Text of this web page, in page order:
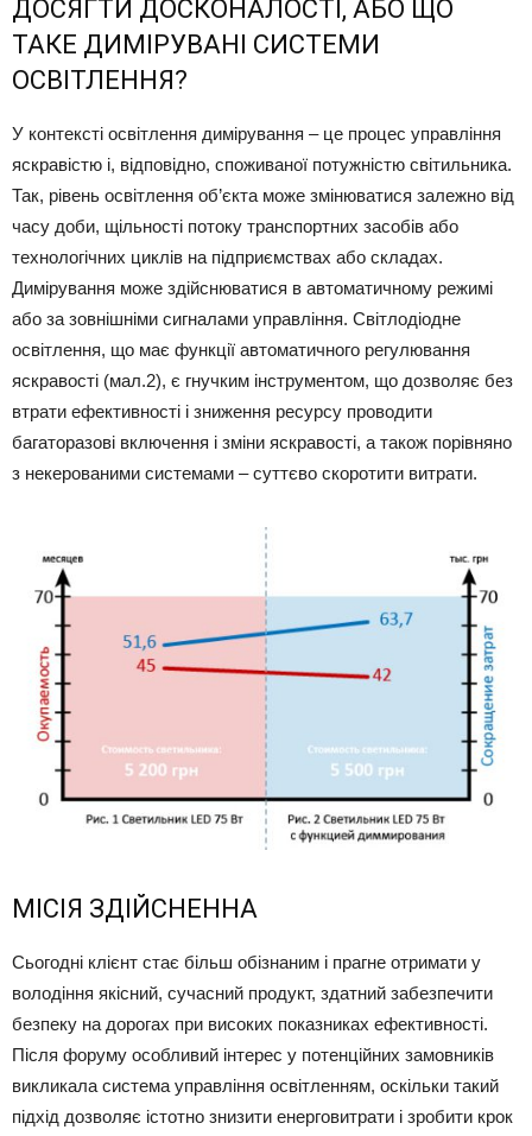
ДОСЯГТИ ДОСКОНАЛОСТІ, АБО ЩО
ТАКЕ ДИМІРУВАНІ СИСТЕМИ
ОСВІТЛЕННЯ?
У контексті освітлення димірування – це процес управління
яскравістю і, відповідно, споживаної потужністю світильника.
Так, рівень освітлення об’єкта може змінюватися залежно від
часу доби, щільності потоку транспортних засобів або
технологічних циклів на підприємствах або складах.
Димірування може здійснюватися в автоматичному режимі
або за зовнішніми сигналами управління. Світлодіодне
освітлення, що має функції автоматичного регулювання
яскравості (мал.2), є гнучким інструментом, що дозволяє без
втрати ефективності і зниження ресурсу проводити
багаторазові включення і зміни яскравості, а також порівняно
з некерованими системами – суттєво скоротити витрати.
МІСІЯ ЗДІЙСНЕННА
Сьогодні клієнт стає більш обізнаним і прагне отримати у
володіння якісний, сучасний продукт, здатний забезпечити
безпеку на дорогах при високих показниках ефективності.
Після форуму особливий інтерес у потенційних замовників
викликала система управління освітленням, оскільки такий
підхід дозволяє істотно знизити енерговитрати і зробити крок